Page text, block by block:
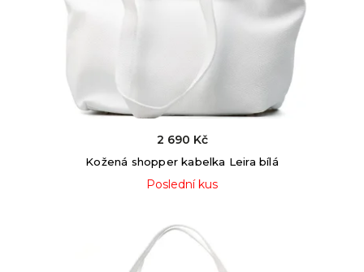
Kožená shopper kabelka Leira bílá
Poslední kus
2 690 Kč